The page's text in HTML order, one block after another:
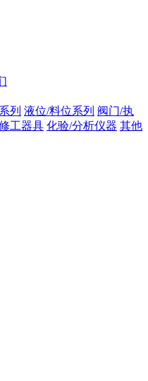
列 液位/料位系列 阀门/执
工器具 化验/分析仪器 其他